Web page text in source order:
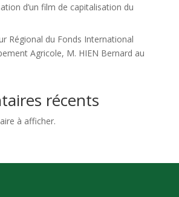
d’un film de capitalisation du
Régional du Fonds International
Agricole, M. HIEN Bernard au
récents
à afficher.